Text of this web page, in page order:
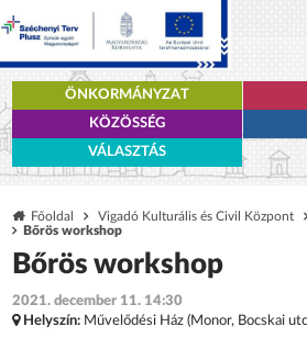
ÖNKORMÁNYZAT
KÖZÖSSÉG
VÁLASZTÁS
Főoldal Vigadó Kulturális és Civil Központ
Bőrös workshop
Bőrös workshop
2021. december 11. 14:30
Helyszín: Művelődési Ház (Monor, Bocskai